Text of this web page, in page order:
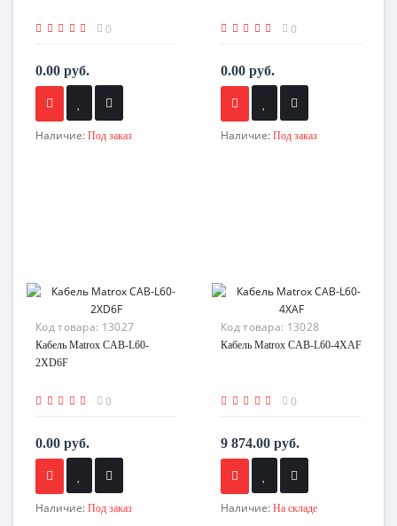
0
0.00 руб.
Наличие: Под заказ
0
0.00 руб.
Наличие: Под заказ
Код товара: 13027
Кабель Matrox CAB-L60-
2XD6F
0
0.00 руб.
Наличие: Под заказ
Код товара: 13028
Кабель Matrox CAB-L60-4XAF
0
9 874.00 руб.
Наличие: На складе